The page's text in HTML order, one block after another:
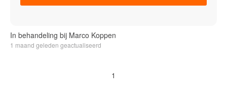
In behandeling bij Marco Koppen
1 maand geleden geactualiseerd
1